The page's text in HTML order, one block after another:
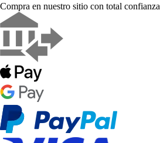
Compra en nuestro sitio con total confianza